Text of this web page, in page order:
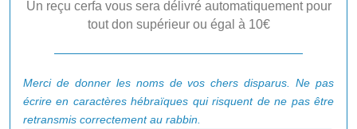
Un reçu cerfa vous sera délivré automatiquement pour
tout don supérieur ou égal à 10€
Merci de donner les noms de vos chers disparus. Ne pas
écrire en caractères hébraïques qui risquent de ne pas être
retransmis correctement au rabbin.